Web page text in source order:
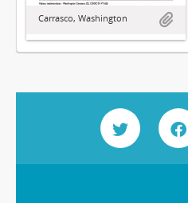
Carrasco, Washington